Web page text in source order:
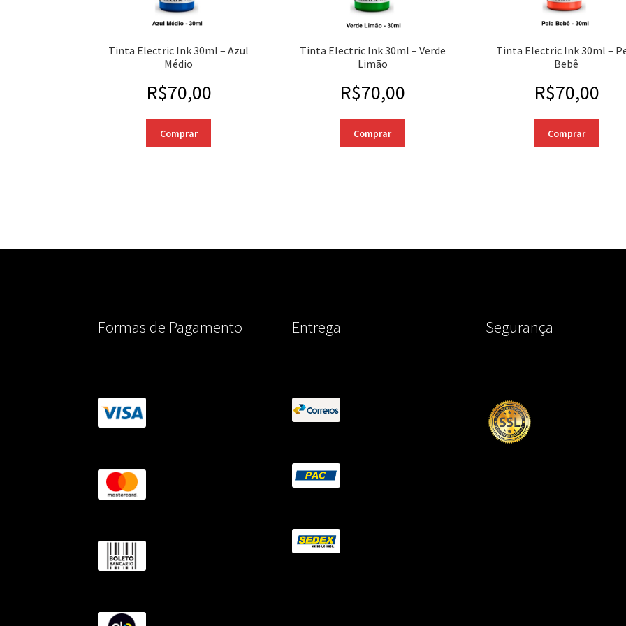
Tinta Electric Ink 30ml – Azul
Médio
R$70,00
Comprar
Tinta Electric Ink 30ml – Verde
Limão
R$70,00
Comprar
Tinta Electric Ink 30ml –
Bebê
R$70,00
Comprar
Formas de Pagamento Entrega Segurança